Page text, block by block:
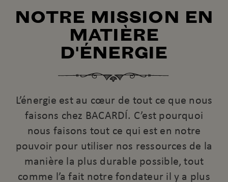
NOTRE MISSION EN
MATIÈRE
D'ÉNERGIE
L’énergie est au cœur de tout ce que nous
faisons chez BACARDÍ. C’est pourquoi
nous faisons tout ce qui est en notre
pouvoir pour utiliser nos ressources de la
manière la plus durable possible, tout
comme l’a fait notre fondateur il y a plus